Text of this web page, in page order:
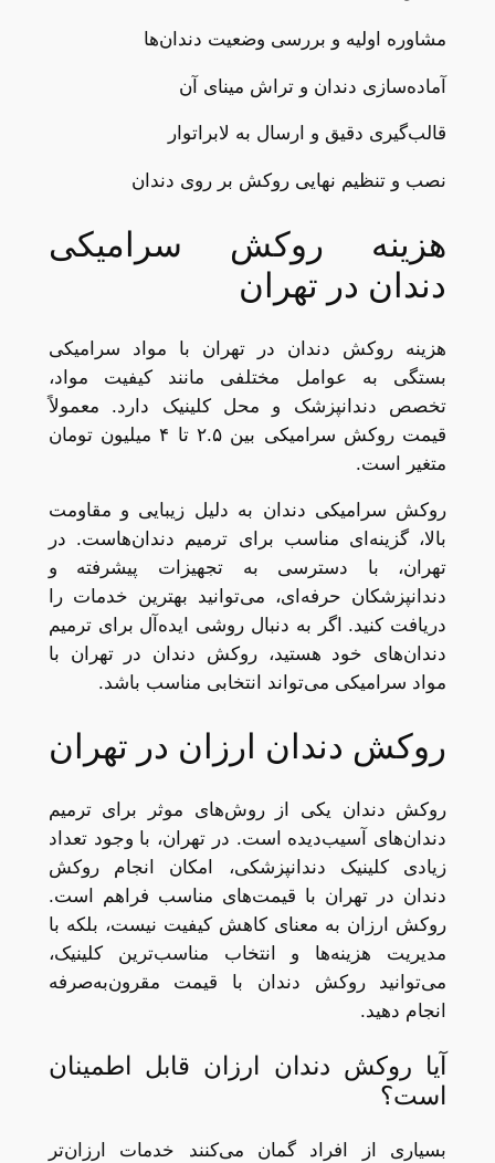
مشاوره اولیه و بررسی وضعیت دندان‌ها
آماده‌سازی دندان و تراش مینای آن
قالب‌گیری دقیق و ارسال به لابراتوار
نصب و تنظیم نهایی روکش بر روی دندان
هزینه روکش سرامیکی
دندان در تهران
هزینه روکش دندان در تهران با مواد سرامیکی
بستگی به عوامل مختلفی مانند کیفیت مواد،
تخصص دندانپزشک و محل کلینیک دارد. معمولاً
قیمت روکش سرامیکی بین ۲.۵ تا ۴ میلیون تومان
متغیر است.
روکش سرامیکی دندان به دلیل زیبایی و مقاومت
بالا، گزینه‌ای مناسب برای ترمیم دندان‌هاست. در
تهران، با دسترسی به تجهیزات پیشرفته و
دندانپزشکان حرفه‌ای، می‌توانید بهترین خدمات را
دریافت کنید. اگر به دنبال روشی ایده‌آل برای ترمیم
دندان‌های خود هستید، روکش دندان در تهران با
مواد سرامیکی می‌تواند انتخابی مناسب باشد.
روکش دندان ارزان در تهران
روکش دندان یکی از روش‌های موثر برای ترمیم
دندان‌های آسیب‌دیده است. در تهران، با وجود تعداد
زیادی کلینیک دندانپزشکی، امکان انجام روکش
دندان در تهران با قیمت‌های مناسب فراهم است.
روکش ارزان به معنای کاهش کیفیت نیست، بلکه با
مدیریت هزینه‌ها و انتخاب مناسب‌ترین کلینیک،
می‌توانید روکش دندان با قیمت مقرون‌به‌صرفه
انجام دهید.
آیا روکش دندان ارزان قابل اطمینان
است؟
بسیاری از افراد گمان می‌کنند خدمات ارزان‌تر